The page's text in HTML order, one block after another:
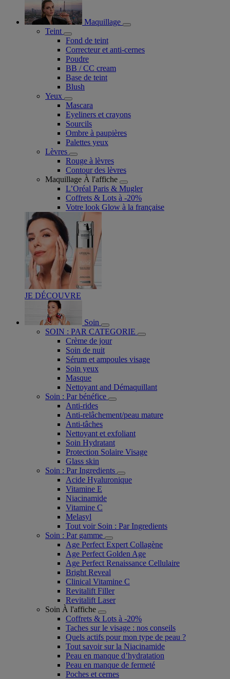
Maquillage
Teint
Fond de teint
Correcteur et anti-cernes
Poudre
BB / CC cream
Base de teint
Blush
Yeux
Mascara
Eyeliners et crayons
Sourcils
Ombre à paupières
Palettes yeux
Lèvres
Rouge à lèvres
Contour des lèvres
Maquillage À l'affiche
L’Oréal Paris & Mugler
Coffrets & Lots à -20%
Votre look Glow à la française
JE DÉCOUVRE
Soin
SOIN : PAR CATEGORIE
Crème de jour
Soin de nuit
Sérum et ampoules visage
Soin yeux
Masque
Nettoyant and Démaquillant
Soin : Par bénéfice
Anti-rides
Anti-relâchement/peau mature
Anti-tâches
Nettoyant et exfoliant
Soin Hydratant
Protection Solaire Visage
Glass skin
Soin : Par Ingredients
Acide Hyaluronique
Vitamine E
Niacinamide
Vitamine C
Melasyl
Tout voir Soin : Par Ingredients
Soin : Par gamme
Age Perfect Expert Collagène
Age Perfect Golden Age
Age Perfect Renaissance Cellulaire
Bright Reveal
Clinical Vitamine C
Revitalift Filler
Revitalift Laser
Soin À l'affiche
Coffrets & Lots à -20%
Taches sur le visage : nos conseils
Quels actifs pour mon type de peau ?
Tout savoir sur la Niacinamide​
Peau en manque d’hydratation
Peau en manque de fermeté
Poches et cernes